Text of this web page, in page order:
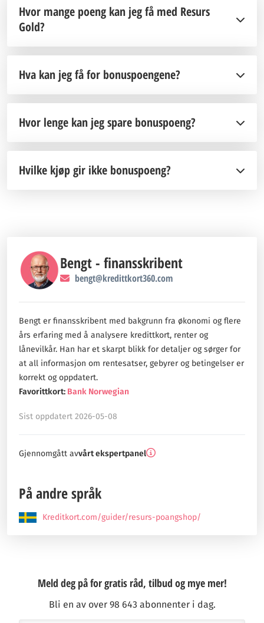
Hvor mange poeng kan jeg få med Resurs
Gold?
Hva kan jeg få for bonuspoengene?
Hvor lenge kan jeg spare bonuspoeng?
Hvilke kjøp gir ikke bonuspoeng?
Bengt - finansskribent
bengt@kredittkort360.com
Bengt er finansskribent med bakgrunn fra økonomi og flere
års erfaring med å analysere kredittkort, renter og
lånevilkår. Han har et skarpt blikk for detaljer og sørger for
at all informasjon om rentesatser, gebyrer og betingelser er
korrekt og oppdatert.
Favorittkort: Bank Norwegian
Sist oppdatert 2026-05-08
Gjennomgått avvårt ekspertpanel
På andre språk
Kreditkort.com/guider/resurs-poangshop/
Meld deg på for gratis råd, tilbud og mye mer!
Bli en av over 98 643 abonnenter i dag.